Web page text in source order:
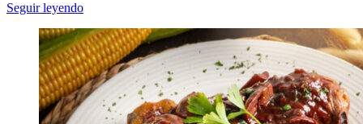
Seguir leyendo